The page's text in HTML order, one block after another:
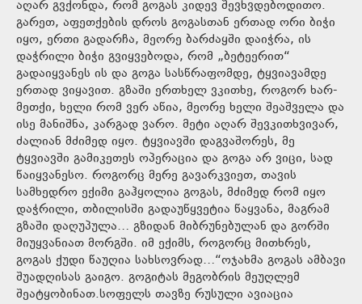
აღარ გვქონდა, რომ გოგას კიდევ შევხვდებოდითო.
გარეთ, აფეთქების დროს გოგასთან ერთად ორი ბიჭი
იყო, ერთი გადარჩა, მეორე ბარძაყში დაიჭრა, ის
დაჭრილი ბიჭი გვიყვებოდა, რომ „ბეტეერით“
გადაიყვანეს ის და გოგა სასწრაფომდე, ტყვიავამდე
ერთად ვიყავით. გზაში ერთხელ ვკითხე, როგორ ხარ-
მეთქი, ხელი რომ ვერ აწია, მეორე ხელი შეაშველა და
ისე მანიშნა, კარგად ვარო. მეტი აღარ შევკითხვივარ,
ძალიან მძიმედ იყო. ტყვიავში დაგვაშორეს, მე
ტყვიავში გამიკეთეს ოპერაცია და გოგა არ ვიცი, სად
წაიყვანესო. როგორც მერე გავარკვიეთ, თავის
სამხედრო ექიმი გაჰყოლია გოგას, მძიმედ რომ იყო
დაჭრილი, თბილისში გადაუწყვეტია წაყვანა, მაგრამ
გზაში დაღუპულა… გზიდან მიბრუნებულან და გორში
მიუყვანიათ მორგში. იმ ექიმს, როგორც მითხრეს,
გოგას ქუდი წაუღია სახსოვრად…“ოჯახმა გოგას ამბავი
შუადღისას გაიგო. გოგიტას მეგობრის მეუღლემ
შეატყობინათ.სოფელს თავზე რუსული ავიაცია